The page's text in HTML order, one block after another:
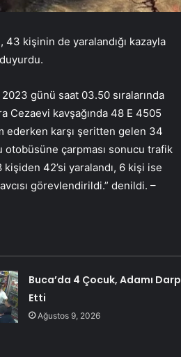
kişinin de yaralandığı kazayla
2023 günü saat 03.50 sıralarında
Cezaevi kavşağında 48 E 4505
ederken karşı şeritten gelen 34
otobüsüne çarpması sonucu trafik
42’si yaralandı, 6 kişi ise
görevlendirildi.” denildi. –
Buca’da 4 Çocuk, Adamı Darp
Etti
Ağustos 9, 2026